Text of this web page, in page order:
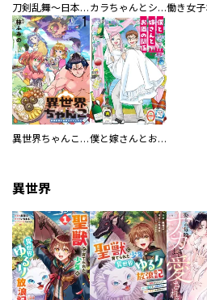
刀剣乱舞～日本号つれづれ酒～ カラちゃんとシトーさんと、 【分冊版】
異世界ちゃんこ～横綱目前に召喚されたんだが～ 【連載版】 僕と嫁さんとお酒の関係
異世界